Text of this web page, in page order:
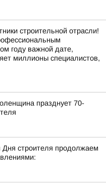
строительной отрасли!
году важной дате,
миллионы специалистов,
празднует 70-
Дня строителя продолжаем